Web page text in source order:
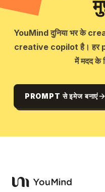
YouMind दुनिया भर के
creative copilot है। हर
में मदद के
PROMPT से इमेज बनाएं